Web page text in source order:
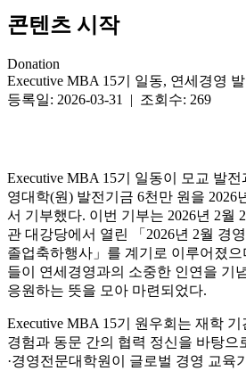
콘텐츠 시작
Donation
Executive MBA 15기 일동, 연세경영
등록일: 2026-03-31 | 조회수: 269
Executive MBA 15기 일동이 모교 발
영대학(원) 발전기금 6천만 원을 2026
서 기부했다. 이번 기부는 2026년 2월
관 대강당에서 열린 「2026년 2월 경
졸업축하행사」를 계기로 이루어졌
들이 연세경영과의 소중한 인연을 기
응원하는 뜻을 모아 마련되었다.
Executive MBA 15기 원우회는 재학
경험과 동문 간의 협력 정신을 바탕으
·경영전문대학원이 글로벌 경영 교육